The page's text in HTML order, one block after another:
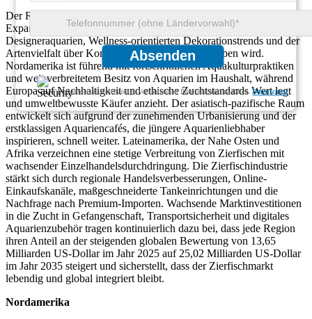
Absenden
Wir gewährleisten vollständige Vertraulichkeit Ihrer persönlichen Daten.Datenschutz
Der Regionalausblick für den Zierfischmarkt hebt die starke
Expansion hervor, die durch die zunehmende Akzeptanz von
Designeraquarien, Wellness-orientierten Dekorationstrends und der
Artenvielfalt über Kontinente hinweg vorangetrieben wird.
Nordamerika ist führend mit fortschrittlichen Aquakulturpraktiken
und weit verbreitetem Besitz von Aquarien im Haushalt, während
Europa auf Nachhaltigkeit und ethische Zuchtstandards Wert legt
und umweltbewusste Käufer anzieht. Der asiatisch-pazifische Raum
entwickelt sich aufgrund der zunehmenden Urbanisierung und der
erstklassigen Aquariencafés, die jüngere Aquarienliebhaber
inspirieren, schnell weiter. Lateinamerika, der Nahe Osten und
Afrika verzeichnen eine stetige Verbreitung von Zierfischen mit
wachsender Einzelhandelsdurchdringung. Die Zierfischindustrie
stärkt sich durch regionale Handelsverbesserungen, Online-
Einkaufskanäle, maßgeschneiderte Tankeinrichtungen und die
Nachfrage nach Premium-Importen. Wachsende Marktinvestitionen
in die Zucht in Gefangenschaft, Transportsicherheit und digitales
Aquarienzubehör tragen kontinuierlich dazu bei, dass jede Region
ihren Anteil an der steigenden globalen Bewertung von 13,65
Milliarden US-Dollar im Jahr 2025 auf 25,02 Milliarden US-Dollar
im Jahr 2035 steigert und sicherstellt, dass der Zierfischmarkt
lebendig und global integriert bleibt.
Nordamerika